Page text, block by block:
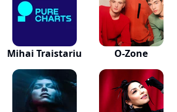
Mihai Traistariu O-Zone